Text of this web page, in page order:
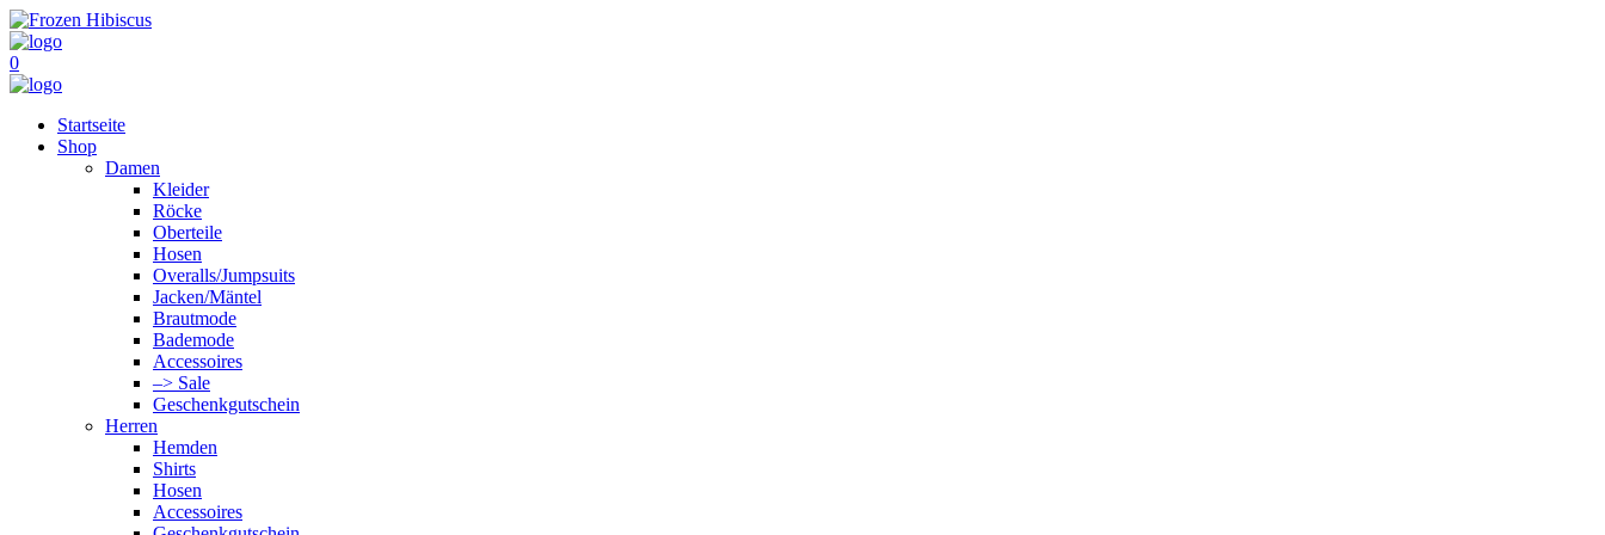
0
Startseite
Shop
Damen
Kleider
Röcke
Oberteile
Hosen
Overalls/Jumpsuits
Jacken/Mäntel
Brautmode
Bademode
Accessoires
–> Sale
Geschenkgutschein
Herren
Hemden
Shirts
Hosen
Accessoires